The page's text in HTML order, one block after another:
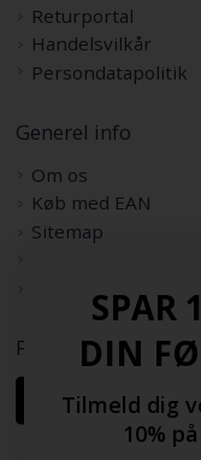
Returportal
Handelsvilkår
Persondatapolitik
Generel info
Om os
Køb med EAN
Sitemap
Følg os her
SPAR
DIN
Tilmeld dig
10%